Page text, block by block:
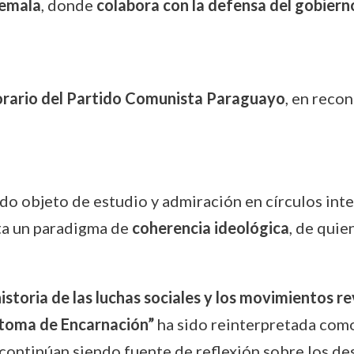
, donde colabora con la defensa del
del Partido Comunista Paraguayo, en
objeto de estudio y admiración en círculos
un paradigma de coherencia ideológica, de
de las luchas sociales y los movimientos
de Encarnación”ha sido reinterpretada